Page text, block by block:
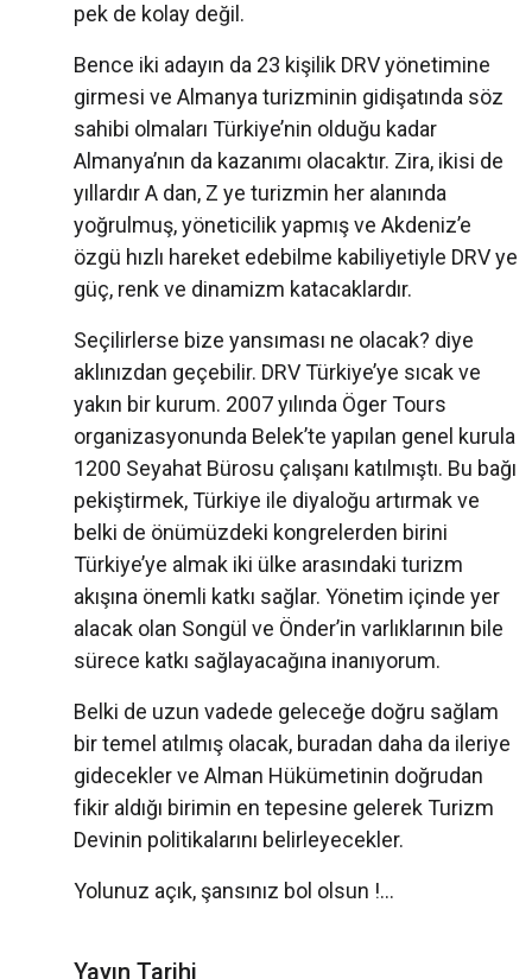
pek de kolay değil.
Bence iki adayın da 23 kişilik DRV yönetimine
girmesi ve Almanya turizminin gidişatında söz
sahibi olmaları Türkiye’nin olduğu kadar
Almanya’nın da kazanımı olacaktır. Zira, ikisi de
yıllardır A dan, Z ye turizmin her alanında
yoğrulmuş, yöneticilik yapmış ve Akdeniz’e
özgü hızlı hareket edebilme kabiliyetiyle DRV ye
güç, renk ve dinamizm katacaklardır.
Seçilirlerse bize yansıması ne olacak? diye
aklınızdan geçebilir. DRV Türkiye’ye sıcak ve
yakın bir kurum. 2007 yılında Öger Tours
organizasyonunda Belek’te yapılan genel kurula
1200 Seyahat Bürosu çalışanı katılmıştı. Bu bağı
pekiştirmek, Türkiye ile diyaloğu artırmak ve
belki de önümüzdeki kongrelerden birini
Türkiye’ye almak iki ülke arasındaki turizm
akışına önemli katkı sağlar. Yönetim içinde yer
alacak olan Songül ve Önder’in varlıklarının bile
sürece katkı sağlayacağına inanıyorum.
Belki de uzun vadede geleceğe doğru sağlam
bir temel atılmış olacak, buradan daha da ileriye
gidecekler ve Alman Hükümetinin doğrudan
fikir aldığı birimin en tepesine gelerek Turizm
Devinin politikalarını belirleyecekler.
Yolunuz açık, şansınız bol olsun !...
Yayın Tarihi